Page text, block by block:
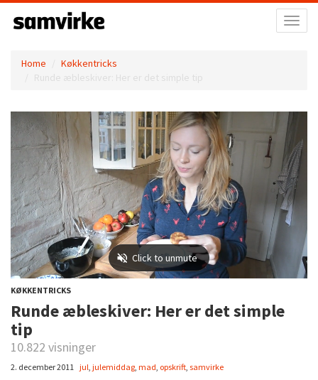
Home
Køkkentricks
Runde æbleskiver: Her er det simple tip
KØKKENTRICKS
Runde æbleskiver: Her er det simple
tip
10.822 visninger
2. december 2011 jul, julemiddag, mad, opskrift, samvirke